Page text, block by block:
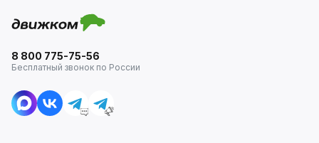
8 800 775-75-56
Бесплатный звонок по России